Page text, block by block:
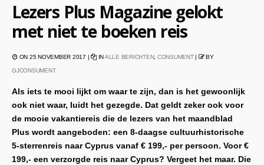
Lezers Plus Magazine gelokt
met niet te boeken reis
ON 25 NOVEMBER 2017 | INALLE BERICHTEN, CONSUMENT| BY
GJCONSUMENT
Als iets te mooi lijkt om waar te zijn, dan is het gewoonlijk
ook niet waar, luidt het gezegde. Dat geldt zeker ook voor
de mooie vakantiereis die de lezers van het maandblad
Plus wordt aangeboden: een 8-daagse cultuurhistorische
5-sterrenreis naar Cyprus vanaf € 199,- per persoon. Voor €
199,- een verzorgde reis naar Cyprus? Vergeet het maar. Die